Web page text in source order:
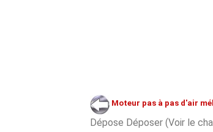
Moteur pas à pas d'air
Dépose Déposer (Voir le